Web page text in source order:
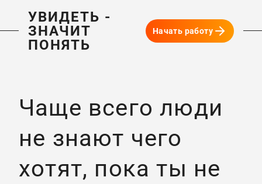
УВИДЕТЬ -
ЗНАЧИТ
ПОНЯТЬ
Начать работу
Чаще всего люди
не знают чего
хотят, пока ты не